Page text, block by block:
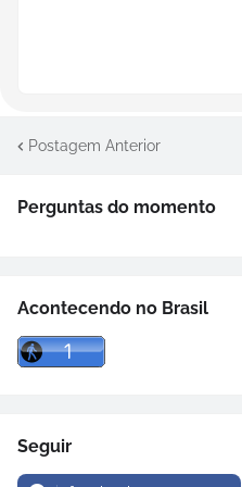
Postagem Anterior
Perguntas do momento
Acontecendo no Brasil
Seguir